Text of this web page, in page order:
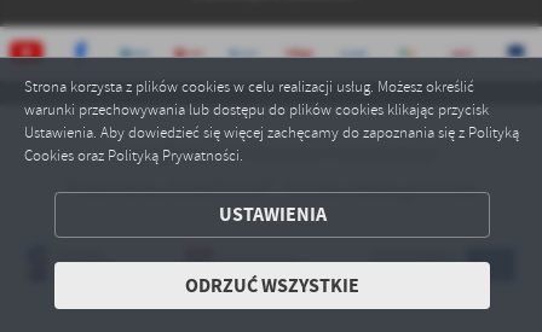
Strona korzysta z plików cookies w celu realizacji usług. Możesz określić
warunki przechowywania lub dostępu do plików cookies klikając przycisk
Ustawienia. Aby dowiedzieć się więcej zachęcamy do zapoznania się z Polityką
Cookies oraz Polityką Prywatności.
USTAWIENIA
ODRZUĆ WSZYSTKIE
ZAPISZ WYBRANE
ODRZUĆ WSZYSTKIE
Copyright by czarnkowsko-trzcianecki.pl
Powered by2ClickPortal® - Portale nowej generacji